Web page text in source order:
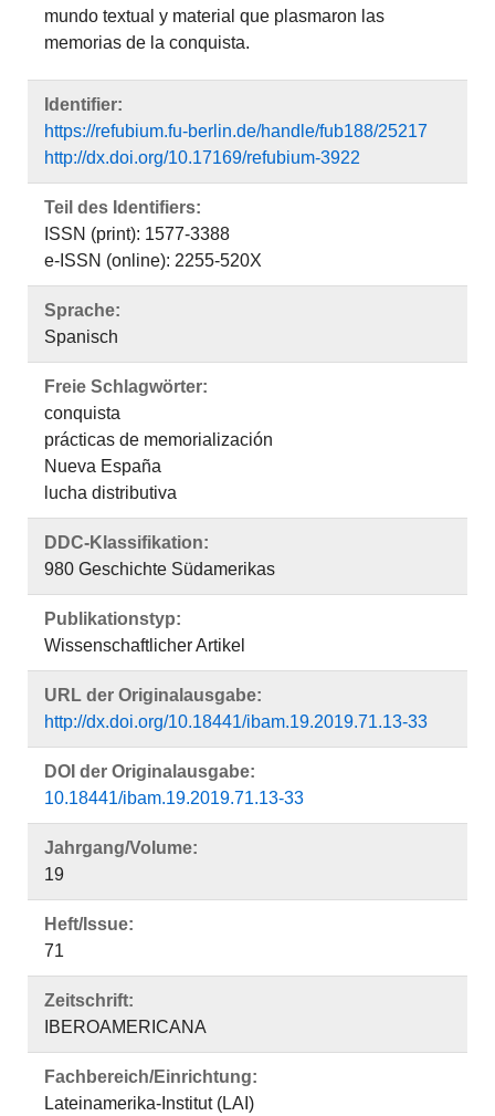
mundo textual y material que plasmaron las
memorias de la conquista.
Identifier:
https://refubium.fu-berlin.de/handle/fub188/25217
http://dx.doi.org/10.17169/refubium-3922
Teil des Identifiers:
ISSN (print): 1577-3388
e-ISSN (online): 2255-520X
Sprache:
Spanisch
Freie Schlagwörter:
conquista
prácticas de memorialización
Nueva España
lucha distributiva
DDC-Klassifikation:
980 Geschichte Südamerikas
Publikationstyp:
Wissenschaftlicher Artikel
URL der Originalausgabe:
http://dx.doi.org/10.18441/ibam.19.2019.71.13-33
DOI der Originalausgabe:
10.18441/ibam.19.2019.71.13-33
Jahrgang/Volume:
19
Heft/Issue:
71
Zeitschrift:
IBEROAMERICANA
Fachbereich/Einrichtung:
Lateinamerika-Institut (LAI)